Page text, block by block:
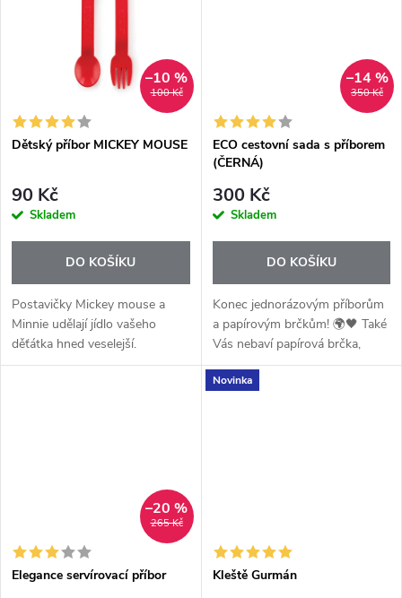
100 Kč
–10 %
Dětský příbor MICKEY MOUSE
90 Kč
Skladem
DO KOŠÍKU
Postavičky Mickey mouse a
Minnie udělají jídlo vašeho
děťátka hned veselejší.
350 Kč
–14 %
ECO cestovní sada s příborem
(ČERNÁ)
300 Kč
Skladem
DO KOŠÍKU
Konec jednorázovým příborům
a papírovým brčkům! 🌍🖤 Také
Vás nebaví papírová brčka,
která po chvíli změknou? Nebo
dřevěné příbory, ze kterých
265 Kč
–20 %
Elegance servírovací příbor
Novinka
Kleště Gurmán